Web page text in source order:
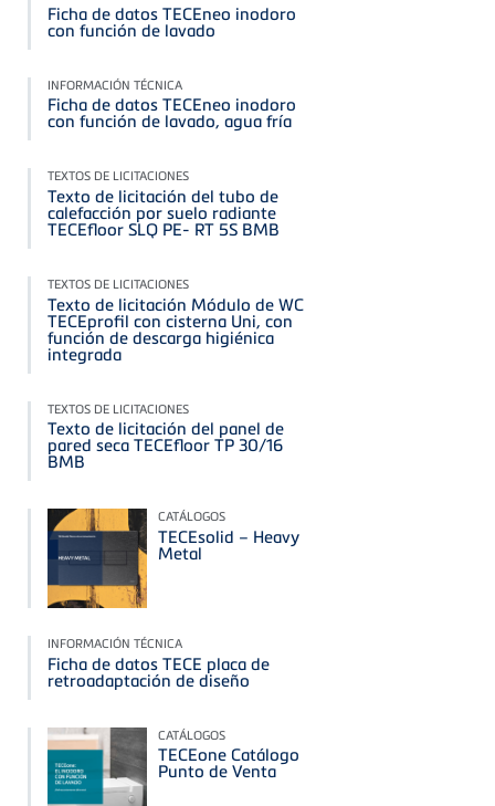
Ficha de datos TECEneo inodoro
con función de lavado
INFORMACIÓN TÉCNICA
Ficha de datos TECEneo inodoro
con función de lavado, agua fría
TEXTOS DE LICITACIONES
Texto de licitación del tubo de
calefacción por suelo radiante
TECEfloor SLQ PE- RT 5S BMB
TEXTOS DE LICITACIONES
Texto de licitación Módulo de WC
TECEprofil con cisterna Uni, con
función de descarga higiénica
integrada
TEXTOS DE LICITACIONES
Texto de licitación del panel de
pared seca TECEfloor TP 30/16
BMB
CATÁLOGOS
TECEsolid – Heavy
Metal
INFORMACIÓN TÉCNICA
Ficha de datos TECE placa de
retroadaptación de diseño
CATÁLOGOS
TECEone Catálogo
Punto de Venta